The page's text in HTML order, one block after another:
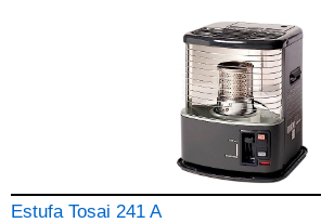
Estufa Tosai 241 A